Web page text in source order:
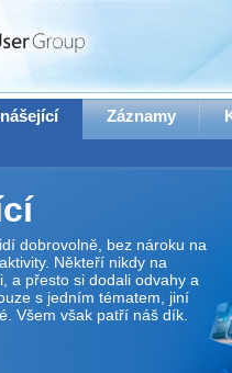
Záznamy
dobrovolně, bez nároku na
Někteří nikdy na
a přesto si dodali odvahy a
s jedním tématem, jiní
Všem však patří náš dík.